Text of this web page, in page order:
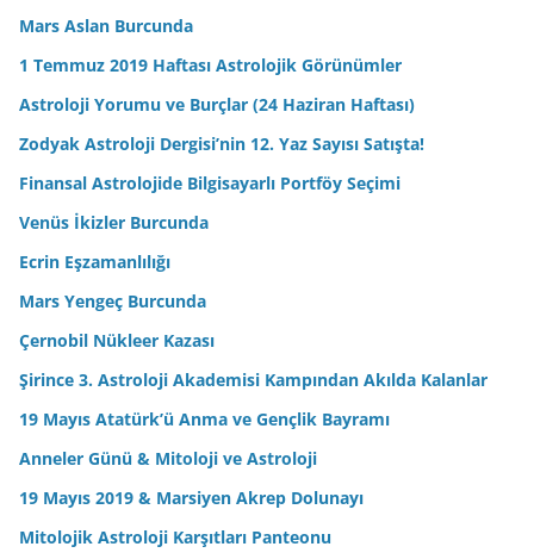
Mars Aslan Burcunda
1 Temmuz 2019 Haftası Astrolojik Görünümler
Astroloji Yorumu ve Burçlar (24 Haziran Haftası)
Zodyak Astroloji Dergisi’nin 12. Yaz Sayısı Satışta!
Finansal Astrolojide Bilgisayarlı Portföy Seçimi
Venüs İkizler Burcunda
Ecrin Eşzamanlılığı
Mars Yengeç Burcunda
Çernobil Nükleer Kazası
Şirince 3. Astroloji Akademisi Kampından Akılda Kalanlar
19 Mayıs Atatürk’ü Anma ve Gençlik Bayramı
Anneler Günü & Mitoloji ve Astroloji
19 Mayıs 2019 & Marsiyen Akrep Dolunayı
Mitolojik Astroloji Karşıtları Panteonu